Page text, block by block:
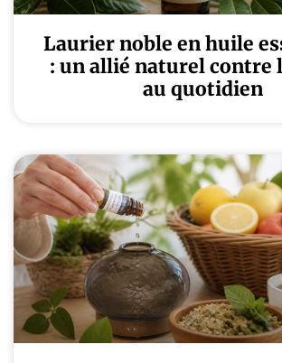
Laurier noble en huile
: un allié naturel contre
au quotidien